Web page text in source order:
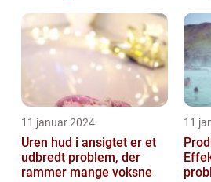
11 januar 2024
Uren hud i ansigtet er et
udbredt problem, der
rammer mange voksne
11